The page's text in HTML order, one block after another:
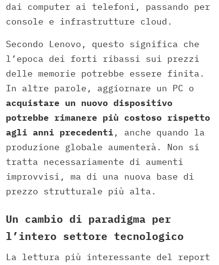
dai computer ai telefoni, passando per
console e infrastrutture cloud.
Secondo Lenovo, questo significa che
l’epoca dei forti ribassi sui prezzi
delle memorie potrebbe essere finita.
In altre parole, aggiornare un PC o
acquistare un nuovo dispositivo
potrebbe rimanere più costoso rispetto
agli anni precedenti , anche quando la
produzione globale aumenterà. Non si
tratta necessariamente di aumenti
improvvisi, ma di una nuova base di
prezzo strutturale più alta.
Un cambio di paradigma per
l’intero settore tecnologico
La lettura più interessante del report